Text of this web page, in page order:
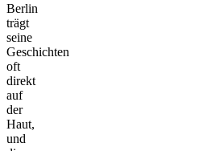
Berlin
trägt
seine
Geschichten
oft
direkt
auf
der
Haut,
und